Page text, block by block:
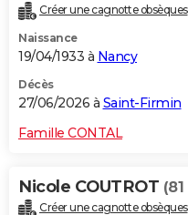
Destinations
City break
Voyage nature
Voyage de noces
Forum
Climat
+PHOTO
GUIDES D'ACHAT
BONS PLANS
CARTE DE VOEUX
Dictionnaire
Biographies
Citations
Expressions
Proverbes
PROGRAMME TV
Créer une cagnotte obsèques
Naissance
19/04/1933 à Nancy
Décès
27/06/2026 à Saint-Firmin
Famille CONTAL
Nicole COUTROT
Créer une cagnotte obsèques